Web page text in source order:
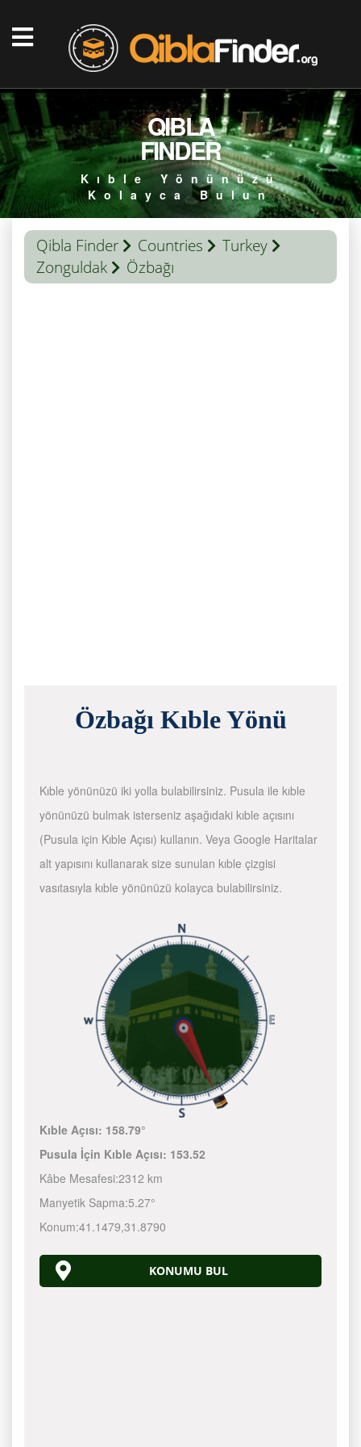
QIBLA
FINDER
Kıble Yönünüzü
Kolayca Bulun
Qibla Finder Countries
Turkey
Zonguldak
Özbağı
Özbağı Kıble Yönü
Kıble yönünüzü iki yolla bulabilirsiniz. Pusula ile kıble
yönünüzü bulmak isterseniz aşağıdaki kıble açısını
(Pusula için Kıble Açısı) kullanın. Veya Google Haritalar
alt yapısını kullanarak size sunulan kıble çizgisi
vasıtasıyla kıble yönünüzü kolayca bulabilirsiniz.
Kıble Açısı: 158.79°
Pusula İçin Kıble Açısı: 153.52
Kâbe Mesafesi:2312 km
Manyetik Sapma:5.27°
Konum:41.1479,31.8790
KONUMU BUL